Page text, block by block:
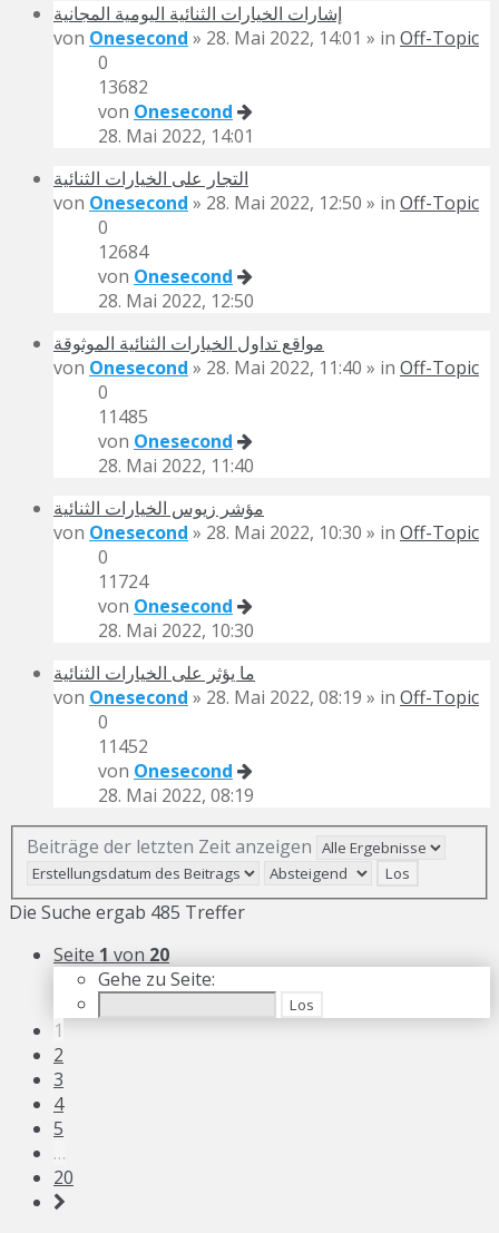
إشارات الخيارات الثنائية اليومية المجانية
von Onesecond » 28. Mai 2022, 14:01 » in Off-Topic
0
13682
von Onesecond
28. Mai 2022, 14:01
التجار على الخيارات الثنائية
von Onesecond » 28. Mai 2022, 12:50 » in Off-Topic
0
12684
von Onesecond
28. Mai 2022, 12:50
مواقع تداول الخيارات الثنائية الموثوقة
von Onesecond » 28. Mai 2022, 11:40 » in Off-Topic
0
11485
von Onesecond
28. Mai 2022, 11:40
مؤشر زيوس الخيارات الثنائية
von Onesecond » 28. Mai 2022, 10:30 » in Off-Topic
0
11724
von Onesecond
28. Mai 2022, 10:30
ما يؤثر على الخيارات الثنائية
von Onesecond » 28. Mai 2022, 08:19 » in Off-Topic
0
11452
von Onesecond
28. Mai 2022, 08:19
Beiträge der letzten Zeit anzeigen
Die Suche ergab 485 Treffer
Seite 1 von 20
Gehe zu Seite:
1
2
3
4
5
…
20